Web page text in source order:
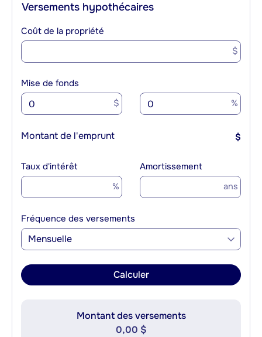
Versements hypothécaires
Coût de la propriété
$
Mise de fonds
$ %
Montant de l'emprunt $
Taux d'intérêt
%
Amortissement
ans
Fréquence des versements
Mensuelle
Calculer
Montant des versements
0,00 $